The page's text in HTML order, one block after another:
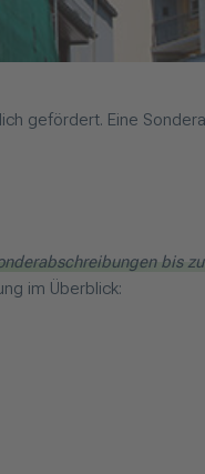
gefördert. Eine
bis
im Überblick: